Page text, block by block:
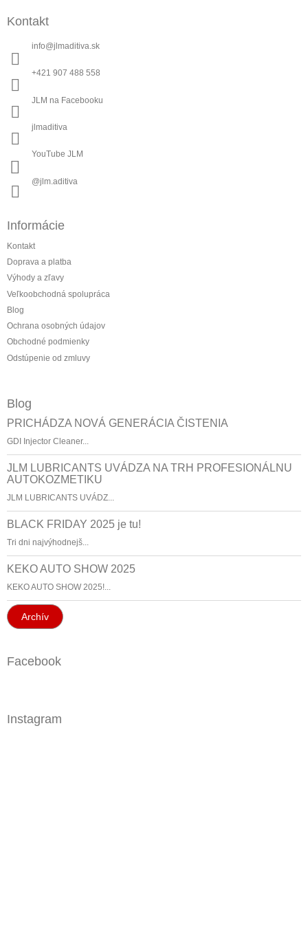
Kontakt
info@jlmaditiva.sk
+421 907 488 558
JLM na Facebooku
jlmaditiva
YouTube JLM
@jlm.aditiva
Informácie
Kontakt
Doprava a platba
Výhody a zľavy
Veľkoobchodná spolupráca
Blog
Ochrana osobných údajov
Obchodné podmienky
Odstúpenie od zmluvy
Blog
PRICHÁDZA NOVÁ GENERÁCIA ČISTENIA
GDI Injector Cleaner...
JLM LUBRICANTS UVÁDZA NA TRH PROFESIONÁLNU
AUTOKOZMETIKU
JLM LUBRICANTS UVÁDZ...
BLACK FRIDAY 2025 je tu!
Tri dni najvýhodnejš...
KEKO AUTO SHOW 2025
KEKO AUTO SHOW 2025!...
Archív
Facebook
Instagram